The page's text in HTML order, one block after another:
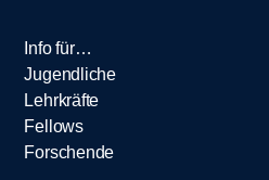
Info für…
Jugendliche
Lehrkräfte
Fellows
Forschende